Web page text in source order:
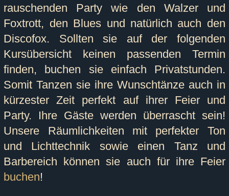
rauschenden Party wie den Walzer und
Foxtrott, den Blues und natürlich auch den
Discofox. Sollten sie auf der folgenden
Kursübersicht keinen passenden Termin
finden, buchen sie einfach Privatstunden.
Somit Tanzen sie ihre Wunschtänze auch in
kürzester Zeit perfekt auf ihrer Feier und
Party. Ihre Gäste werden überrascht sein!
Unsere Räumlichkeiten mit perfekter Ton
und Lichttechnik sowie einen Tanz und
Barbereich können sie auch für ihre Feier
buchen!